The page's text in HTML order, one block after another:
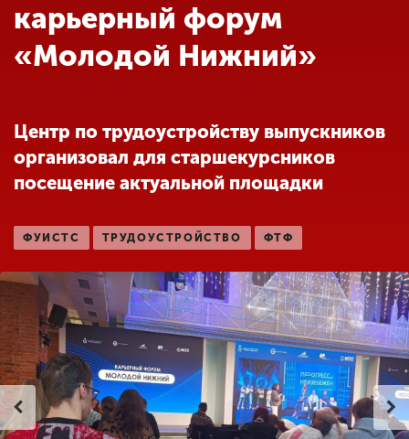
Обучение
Международная
деятельность
Другие виды
Студенческая жизнь
Сведения об
образовательной
организации
карьерный форум
«Молодой Нижний»
Центр по трудоустройству выпускников
организовал для старшекурсников
посещение актуальной площадки
ФУИСТС ТРУДОУСТРОЙСТВО ФТФ